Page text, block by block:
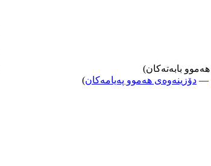
— دۆزینه‌وه‌ی هه‌موو په‌یامه‌کان)